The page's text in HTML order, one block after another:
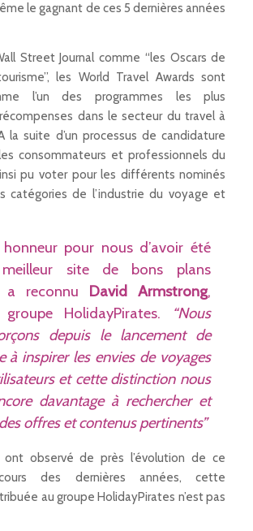
le gagnant de ces 5 dernières années
Street Journal comme “les Oscars de
les World Travel Awards sont
l’un des programmes les plus
dans le secteur du travel à
la suite d’un processus de candidature
consommateurs et professionnels du
pu voter pour les différents nominés
catégories de l’industrie du voyage et
honneur pour nous d’avoir été
site de bons plans
a reconnu David Armstrong,
HolidayPirates.
“Nous
depuis le lancement de
à inspirer les envies de voyages
et cette distinction nous
davantage à rechercher et
offres et contenus pertinents”
ont observé de près l’évolution de ce
des dernières années, cette
au groupe HolidayPirates n’est pas